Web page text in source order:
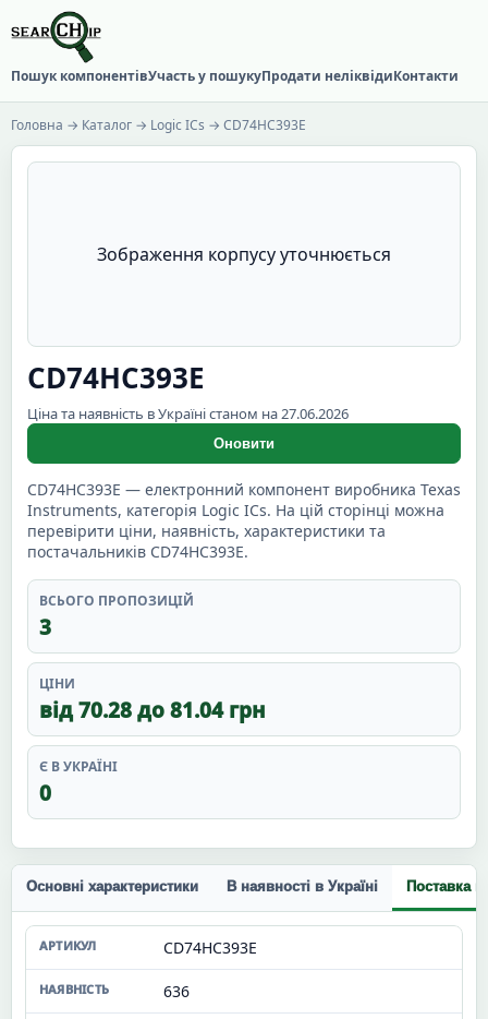
Пошук компонентівУчасть у пошукуПродати неліквідиКонтакти
Головна → Каталог → Logic ICs → CD74HC393E
Зображення корпусу уточнюється
CD74HC393E
Ціна та наявність в Україні станом на 27.06.2026
Оновити
CD74HC393E — електронний компонент виробника Texas
Instruments, категорія Logic ICs. На цій сторінці можна
перевірити ціни, наявність, характеристики та
постачальників CD74HC393E.
ВСЬОГО ПРОПОЗИЦІЙ
3
ЦІНИ
від 70.28 до 81.04 грн
Є В УКРАЇНІ
0
Основні характеристики В наявності в Україні Поставка
CD74HC393E
636